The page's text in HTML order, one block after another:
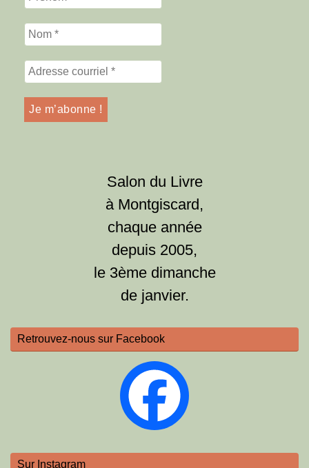
Salon du Livre
à Montgiscard,
chaque année
depuis 2005,
le 3ème dimanche
de janvier.
Retrouvez-nous sur Facebook
Sur Instagram